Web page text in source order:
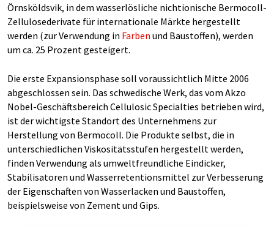
Örnsköldsvik, in dem wasserlösliche nichtionische Bermocoll-
Zellulosederivate für internationale Märkte hergestellt
werden (zur Verwendung in Farben und Baustoffen), werden
um ca. 25 Prozent gesteigert.
Die erste Expansionsphase soll voraussichtlich Mitte 2006
abgeschlossen sein. Das schwedische Werk, das vom Akzo
Nobel-Geschäftsbereich Cellulosic Specialties betrieben wird,
ist der wichtigste Standort des Unternehmens zur
Herstellung von Bermocoll. Die Produkte selbst, die in
unterschiedlichen Viskositätsstufen hergestellt werden,
finden Verwendung als umweltfreundliche Eindicker,
Stabilisatoren und Wasserretentionsmittel zur Verbesserung
der Eigenschaften von Wasserlacken und Baustoffen,
beispielsweise von Zement und Gips.